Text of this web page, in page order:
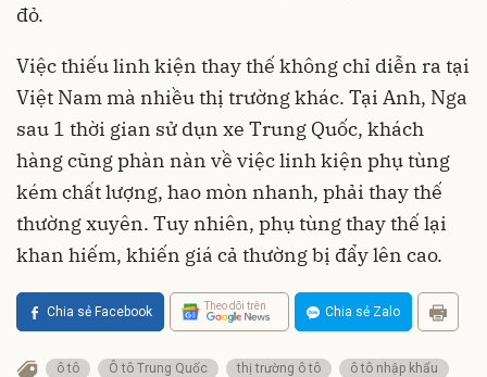
đỏ.
Việc thiếu linh kiện thay thế không chỉ diễn ra tại
Việt Nam mà nhiều thị trường khác. Tại Anh, Nga
sau 1 thời gian sử dụn xe Trung Quốc, khách
hàng cũng phàn nàn về việc linh kiện phụ tùng
kém chất lượng, hao mòn nhanh, phải thay thế
thường xuyên. Tuy nhiên, phụ tùng thay thế lại
khan hiếm, khiến giá cả thường bị đẩy lên cao.
Chia sẻ Facebook Theo dõi trên Chia sẻ Zalo
ô tô Ô tô Trung Quốc thị trường ô tô
ô tô nhập khẩu